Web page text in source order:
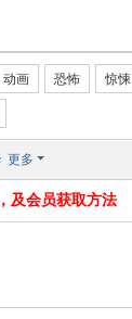
动画 恐怖 惊悚
更多
及会员获取方法